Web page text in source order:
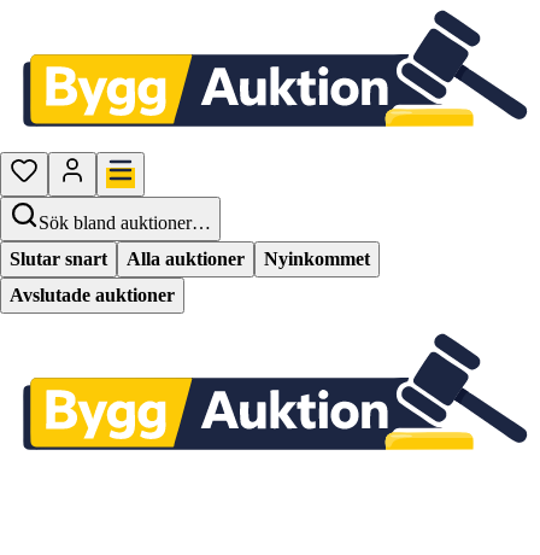
Sök bland auktioner…
Slutar snart
Alla auktioner
Nyinkommet
Avslutade auktioner